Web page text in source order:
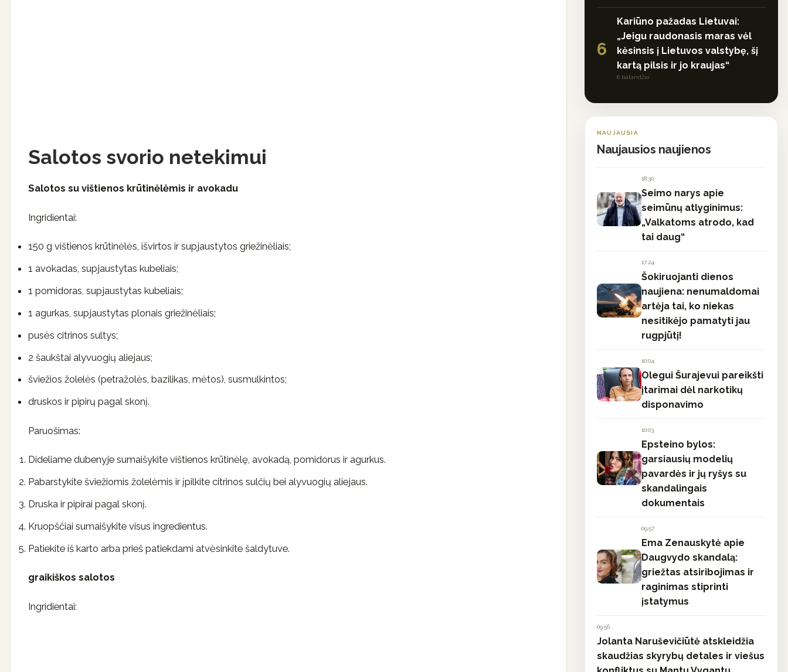
Salotos svorio netekimui
Salotos su vištienos krūtinėlėmis ir avokadu
Ingridientai:
150 g vištienos krūtinėlės, išvirtos ir supjaustytos griežinėliais;
1 avokadas, supjaustytas kubeliais;
1 pomidoras, supjaustytas kubeliais;
1 agurkas, supjaustytas plonais griežinėliais;
pusės citrinos sultys;
2 šaukštai alyvuogių aliejaus;
šviežios žolelės (petražolės, bazilikas, mėtos), susmulkintos;
druskos ir pipirų pagal skonį.
Paruošimas:
Dideliame dubenyje sumaišykite vištienos krūtinėlę, avokadą, pomidorus ir agurkus.
Pabarstykite šviežiomis žolelėmis ir įpilkite citrinos sulčių bei alyvuogių aliejaus.
Druska ir pipirai pagal skonį.
Kruopščiai sumaišykite visus ingredientus.
Patiekite iš karto arba prieš patiekdami atvėsinkite šaldytuve.
graikiškos salotos
Ingridientai:
6
Kariūno pažadas Lietuvai:
„Jeigu raudonasis maras vėl
kėsinsis į Lietuvos valstybę, šį
kartą pilsis ir jo kraujas“
6 balandžio
NAUJAUSIA
Naujausios naujienos
18:30
Seimo narys apie
seimūnų atlyginimus:
„Valkatoms atrodo, kad
tai daug“
17:24
Šokiruojanti dienos
naujiena: nenumaldomai
artėja tai, ko niekas
nesitikėjo pamatyti jau
rugpjūtį!
10:04
Olegui Šurajevui pareikšti
įtarimai dėl narkotikų
disponavimo
10:03
Epsteino bylos:
garsiausių modelių
pavardės ir jų ryšys su
skandalingais
dokumentais
09:57
Ema Zenauskytė apie
Daugvydo skandalą:
griežtas atsiribojimas ir
raginimas stiprinti
įstatymus
09:56
Jolanta Naruševičiūtė atskleidžia
skaudžias skyrybų detales ir viešus